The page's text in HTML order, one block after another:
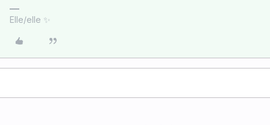
Elle/elle ✨